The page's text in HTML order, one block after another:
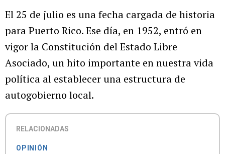
El 25 de julio es una fecha cargada de historia
para Puerto Rico. Ese día, en 1952, entró en
vigor la Constitución del Estado Libre
Asociado, un hito importante en nuestra vida
política al establecer una estructura de
autogobierno local.
RELACIONADAS
OPINIÓN